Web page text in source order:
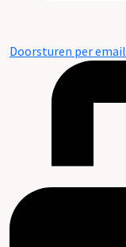
Doorsturen per email